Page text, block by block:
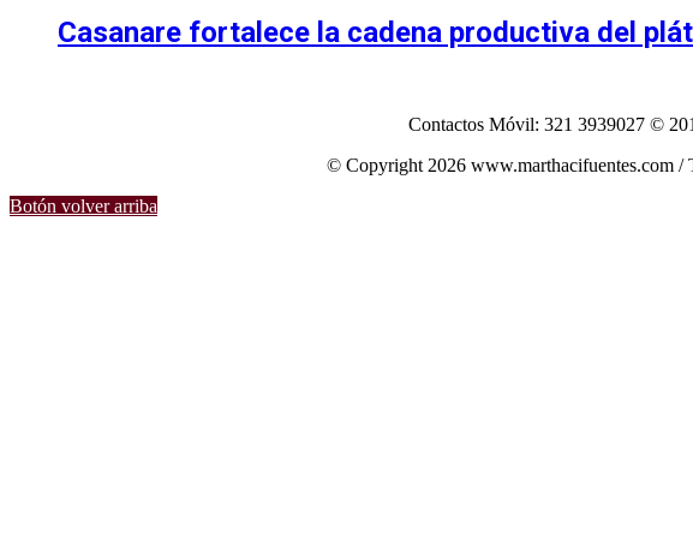
Casanare fortalece la cadena productiva del
Contactos Móvil: 321 3939027 ©
© Copyright 2026 www.marthacifuentes.com /
Botón volver arriba